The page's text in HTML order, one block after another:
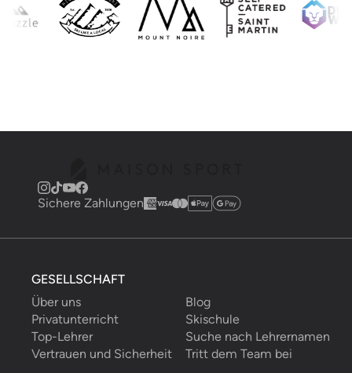
Sichere Zahlungen
GESELLSCHAFT
Über uns
Blog
Privatunterricht
Skischule
Top-Lehrer
Suche nach Lehrernamen
Vertrauen und Sicherheit
Tritt dem Team bei